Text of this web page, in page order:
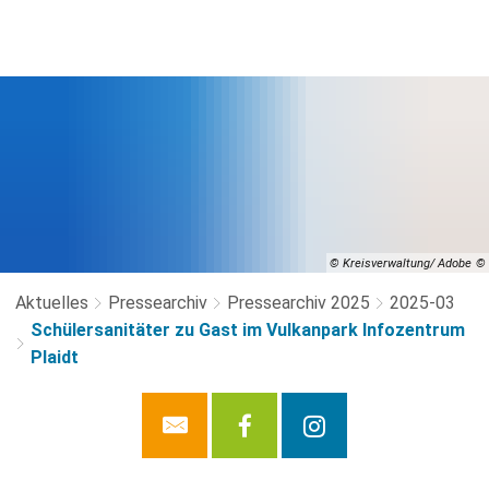
© Kreisverwaltung/ Adobe
Aktuelles Pressearchiv Pressearchiv 2025
2025-03
Schülersanitäter zu Gast im Vulkanpark Infozentrum
Plaidt